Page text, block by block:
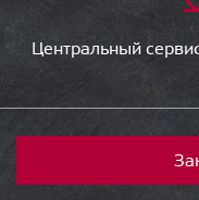
Центральный